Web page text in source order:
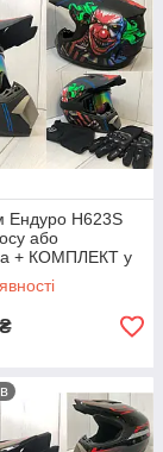
Ендуро H623S
або
+ КОМПЛЕКТ у
₴